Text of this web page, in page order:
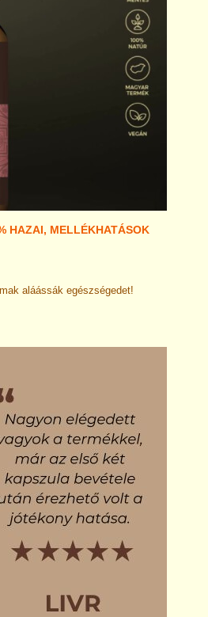
HAZAI, MELLÉKHATÁSOK
aláássák egészségedet!